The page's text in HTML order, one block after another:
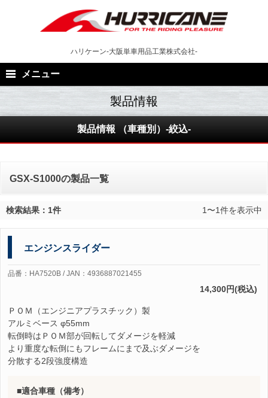
ハリケーン-大阪単車用品工業株式会社-
メニュー
製品情報 （車種別）-絞込-
GSX-S1000の製品一覧
検索結果：1件 1〜1件を表示中
エンジンスライダー
品番：HA7520B / JAN：4936887021455
14,300円(税込)
ＰＯＭ（エンジニアプラスチック）製
アルミベース φ55mm
転倒時はＰＯＭ部が回転してダメージを軽減
より重度な転倒にもフレームにまで及ぶダメージを
分散する2段強度構造
適合車種（備考）